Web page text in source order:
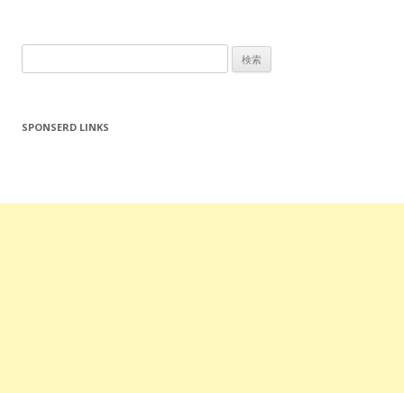
索:
SPONSERD LINKS